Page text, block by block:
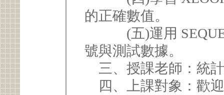
的正確數值。
(五)運用
號與測試數據。
三、授課老師：統
四、上課對象：歡